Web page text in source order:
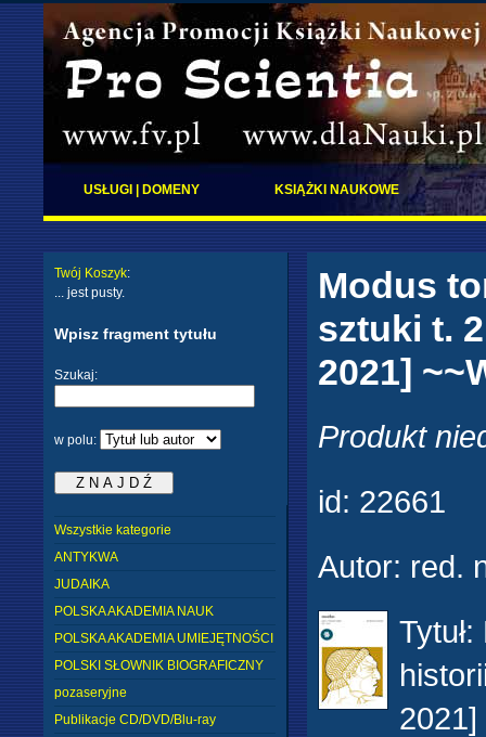
USŁUGI | DOMENY KSIĄŻKI NAUKOWE
Twój Koszyk:
... jest pusty.
Wpisz fragment tytułu
Szukaj:
w polu:
Wszystkie kategorie
ANTYKWA
JUDAIKA
POLSKA AKADEMIA NAUK
POLSKA AKADEMIA UMIEJĘTNOŚCI
POLSKI SŁOWNIK BIOGRAFICZNY
pozaseryjne
Publikacje CD/DVD/Blu-ray
Modus
sztuki t.
2021]
Produkt
id: 22661
Autor: red.
Tytuł:
2021]